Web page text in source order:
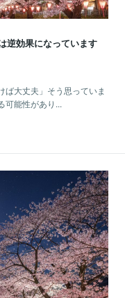
逆効果になっています
ば大丈夫」そう思っていま
可能性があり...